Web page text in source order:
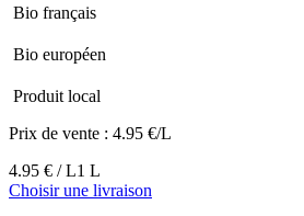
Bio français
Bio européen
Produit local
Prix de vente : 4.95 €/L
4.95 € / L1 L
Choisir une livraison